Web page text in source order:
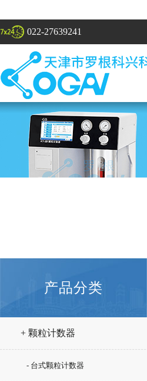
022-27639241
产品分类
+ 颗粒计数器
- 台式颗粒计数器